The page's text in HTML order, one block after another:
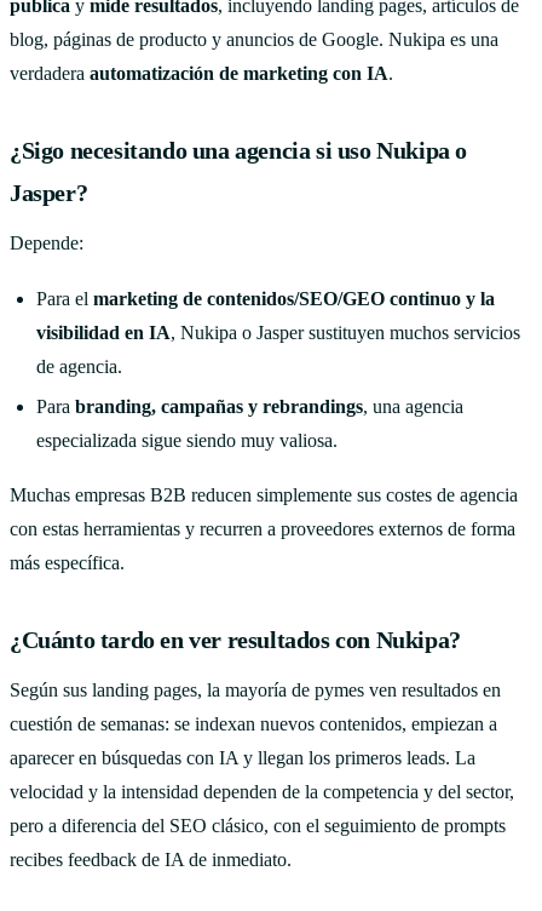
publica y mide resultados, incluyendo landing pages, artículos de
blog, páginas de producto y anuncios de Google. Nukipa es una
verdadera automatización de marketing con IA.
¿Sigo necesitando una agencia si uso Nukipa o
Jasper?
Depende:
Para elmarketing de contenidos/SEO/GEO continuo y la
visibilidad en IA, Nukipa o Jasper sustituyen muchos servicios
de agencia.
Parabranding, campañas y rebrandings, una agencia
especializada sigue siendo muy valiosa.
Muchas empresas B2B reducen simplemente sus costes de agencia
con estas herramientas y recurren a proveedores externos de forma
más específica.
¿Cuánto tardo en ver resultados con Nukipa?
Según sus landing pages, la mayoría de pymes ven resultados en
cuestión de semanas: se indexan nuevos contenidos, empiezan a
aparecer en búsquedas con IA y llegan los primeros leads. La
velocidad y la intensidad dependen de la competencia y del sector,
pero a diferencia del SEO clásico, con el seguimiento de prompts
recibes feedback de IA de inmediato.